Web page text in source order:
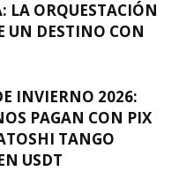
LA ORQUESTACIÓN
UN DESTINO CON
INVIERNO 2026:
PAGAN CON PIX
TANGO
USDT